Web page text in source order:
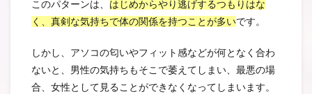
このパターンは、 はじめからやり逃げするつもりはな
く、真剣な気持ちで体の関係を持つことが多いです。
しかし、アソコの匂いやフィット感などが何となく合わ
ないと、男性の気持ちもそこで萎えてしまい、最悪の場
合、女性として見ることができなくなってしまいます。